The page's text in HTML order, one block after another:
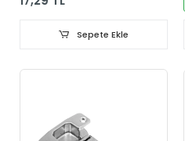
Sepete Ekle